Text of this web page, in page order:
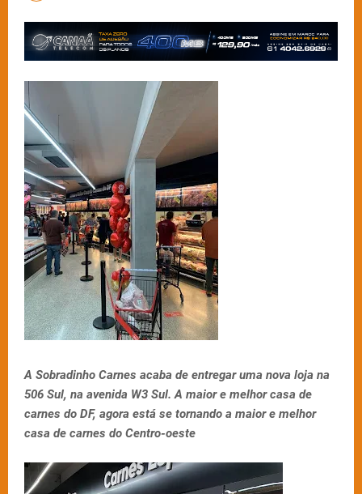
A Sobradinho Carnes acaba de entregar uma nova loja na
506 Sul, na avenida W3 Sul. A maior e melhor casa de
carnes do DF, agora está se tornando a maior e melhor
casa de carnes do Centro-oeste